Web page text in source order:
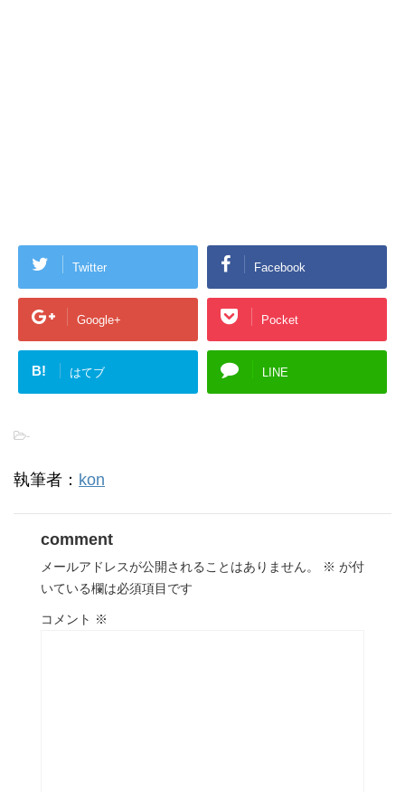
Twitter Facebook
Google+ Pocket
B! はてブ LINE
-
執筆者： kon
comment
メールアドレスが公開されることはありません。 ※ が付
いている欄は必須項目です
コメント ※